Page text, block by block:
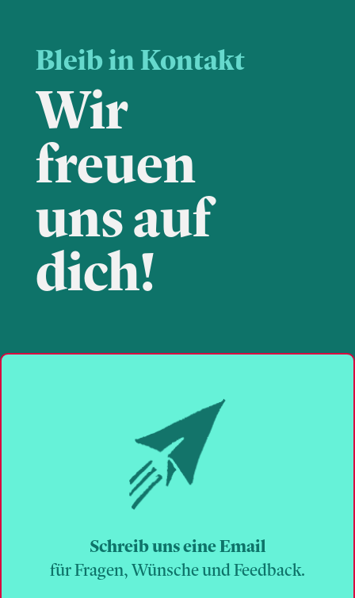
Bleib in Kontakt
Wir
freuen
uns auf
dich!
Schreib uns eine Email
für Fragen, Wünsche und Feedback.